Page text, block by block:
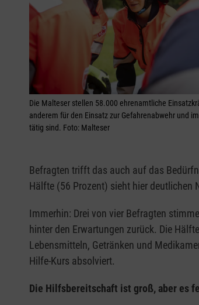
Die Malteser stellen 58.000 ehrenamtliche
anderem für den Einsatz zur Gefahrenabwehr und
tätig sind. Foto: Malteser
Befragten trifft das auch auf das
Hälfte (56 Prozent) sieht hier deutlichen
Immerhin: Drei von vier Befragten
hinter den Erwartungen zurück. Die
Lebensmitteln, Getränken und
Hilfe-Kurs absolviert.
Die Hilfsbereitschaft ist groß, aber es